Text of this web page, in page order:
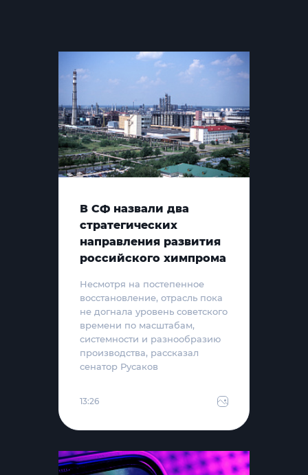
В СФ назвали два
стратегических
направления развития
российского химпрома
Несмотря на постепенное
восстановление, отрасль пока
не догнала уровень советского
времени по масштабам,
системности и разнообразию
производства, рассказал
сенатор Русаков
13:26